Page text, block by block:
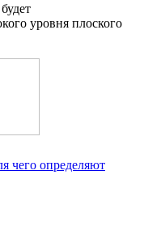
уровня плоского
чего определяют